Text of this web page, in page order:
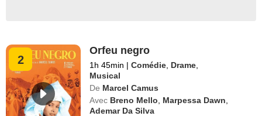
2
Orfeu negro
1h 45min | Comédie Drame
Musical
De Marcel Camus
Avec Breno Mello Marpessa Dawn
Ademar Da Silva